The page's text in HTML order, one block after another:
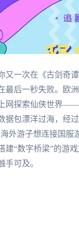
又一次在《古剑奇
最后一秒失败。欧
网探索仙侠世界——
据包漂洋过海，经
外游子想连接国服
建“数字桥梁”的游
手可及。